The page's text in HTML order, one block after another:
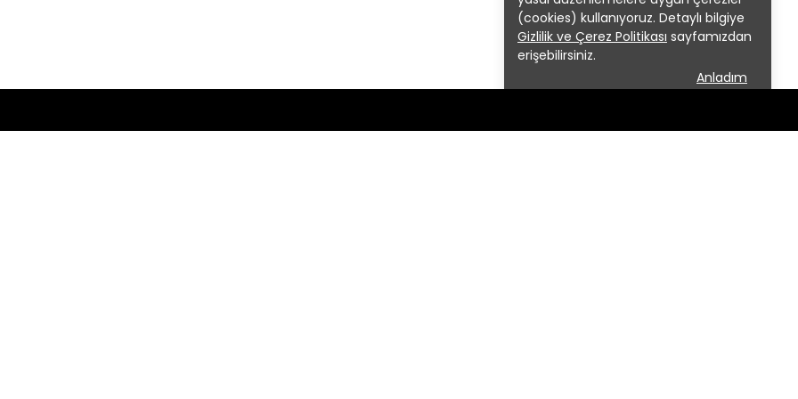
(cookies) kullanıyoruz. Detaylı bilgiye
Gizlilik ve Çerez Politikası sayfamızdan
erişebilirsiniz.
Anladım